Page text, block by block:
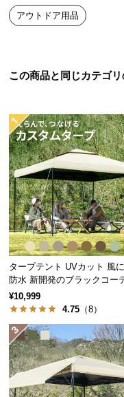
に
て
入
経
路
に
つ
い
て
返
品・
キ
ャ
ン
セ
ル
に
つ
い
また、値段からしてそこ
ずつサイドタープの生地
こーき
組み立てやすくデザイン
今後重宝しそうです。
アウトドア用品
この商品と同じカテゴ
タープテント UVカット 風
防水 新開発のブラックコー
グタイプも 3m
¥10,999
4.75 （8）